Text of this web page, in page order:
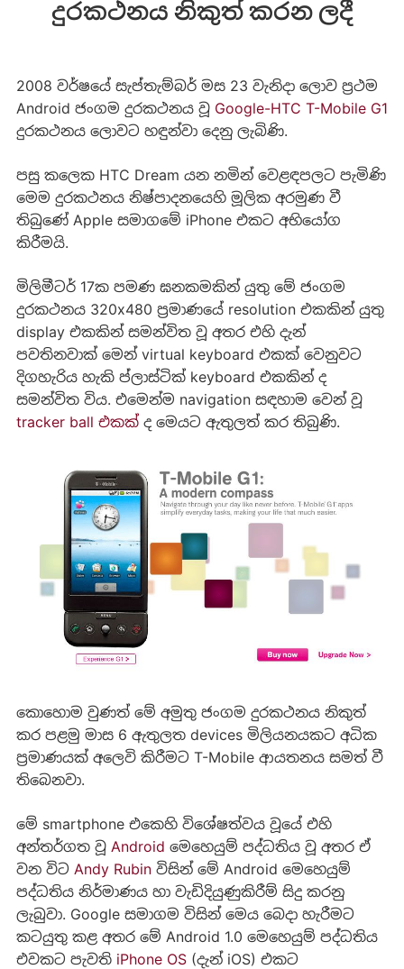
දුරකථනය නිකුත් කරන ලදී
2008 වර්ෂයේ සැප්තැම්බර් මස 23 වැනිදා ලොව ප්‍රථම
Android ජංගම දුරකථනය වූ Google-HTC T-Mobile G1
දුරකථනය ලොව‍ට හඳුන්වා දෙනු ලැබිණි.
පසු කලෙක HTC Dream යන නමින් වෙළඳපලට පැමිණි
මෙම දුරකථනය නිෂ්පාදනයෙහි මූලික අරමුණ වී
තිබුණේ Apple සමාගමේ iPhone එකට අභියෝග
කිරීමයි.
මිලිමීටර් 17ක පමණ ඝනකමකින් යුතු මේ ජංගම
දුරකථනය 320x480 ප්‍රමාණයේ resolution එකකින් යුතු
display එකකින් සමන්විත වූ අතර එහි දැන්
පවතිනවාක් මෙන් virtual keyboard එකක් වෙනුවට
දිගහැරිය හැකි ප්ලාස්ටික් keyboard එකකින් ද
සමන්විත විය. එමෙන්ම navigation සඳහාම වෙන් වූ
tracker ball එකක්ද මෙයට ඇතුලත් කර තිබුණි.
කොහොම වුණත් මේ අමුතු ජංගම දුරකථනය නිකුත්
කර පළමු මාස 6 ඇතුලත devices මිලියනයකට අධික
ප්‍රමාණයක් අලෙවි කිරීමට T-Mobile ආයතනය සමත් වී
තිබෙනවා.
මේ smartphone එකෙහි විශේෂත්වය වූයේ එහි
අන්තර්ගත වූ Android මෙහෙයුම් පද්ධතිය වූ අතර ඒ
වන විට Andy Rubinවිසින් මේ Android මෙහෙයුම්
පද්ධතිය නිර්මාණය හා වැඩිදියුණුකිරීම් සිදු කරනු
ලැබුවා. Google සමාගම විසින් මෙය බෙදා හැරීමට
කටයුතු කළ අතර මේ Android 1.0 මෙහෙයුම් පද්ධතිය
එවකට පැවති iPhone OS(දැන් iOS) එකට